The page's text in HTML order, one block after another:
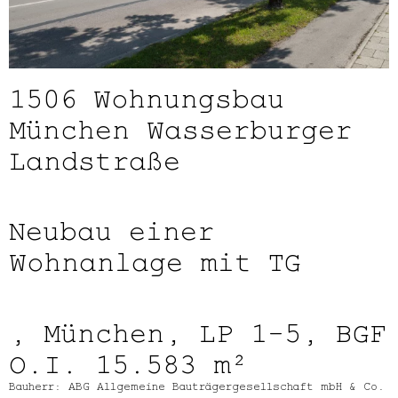
1506 Wohnungsbau
München Wasserburger
Landstraße
Neubau einer
Wohnanlage mit TG
, München, LP 1-5, BGF
O.I. 15.583 m²
Bauherr: ABG Allgemeine Bauträgergesellschaft mbH & Co.